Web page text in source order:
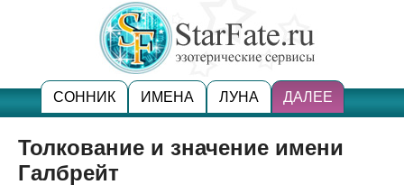
СОННИК ИМЕНА ЛУНА ДАЛЕЕ
Толкование и значение имени
Галбрейт